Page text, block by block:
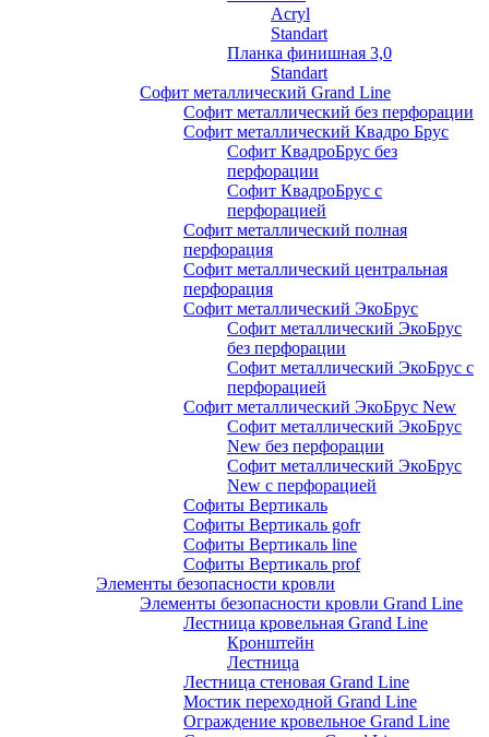
Acryl
Standart
Планка финишная 3,0
Standart
Софит металлический Grand Line
Софит металлический без перфорации
Софит металлический Квадро Брус
Софит КвадроБрус без
перфорации
Софит КвадроБрус с
перфорацией
Софит металлический полная
перфорация
Софит металлический центральная
перфорация
Софит металлический ЭкоБрус
Софит металлический ЭкоБрус
без перфорации
Софит металлический ЭкоБрус с
перфорацией
Софит металлический ЭкоБрус New
Софит металлический ЭкоБрус
New без перфорации
Софит металлический ЭкоБрус
New с перфорацией
Софиты Вертикаль
Софиты Вертикаль gofr
Софиты Вертикаль line
Софиты Вертикаль prof
Элементы безопасности кровли
Элементы безопасности кровли Grand Line
Лестница кровельная Grand Line
Кронштейн
Лестница
Лестница стеновая Grand Line
Мостик переходной Grand Line
Ограждение кровельное Grand Line